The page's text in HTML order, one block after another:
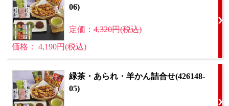
06)
定価： 4,320円(税込)
価格： 4,190円(税込)
緑茶・あられ・羊かん詰合せ(426148-
05)